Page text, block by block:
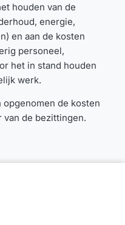
houden van de
energie,
en aan de kosten
personeel,
het in stand houden
werk.
de kosten
de bezittingen.